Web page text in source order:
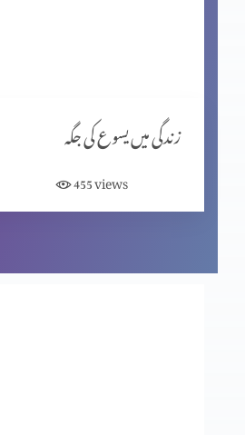
نجات بخش ایمان کے صبوت (حصہ 7)
نجات بخش ایمان کے صبوت (حصہ 6)
زندگی میں یسوع کی جگہ
455views